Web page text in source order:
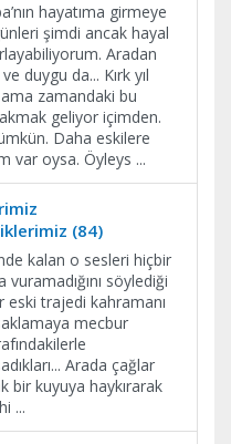
hayatıma girmeye
şimdi ancak hayal
Aradan
duygu da... Kırk yıl
zamandaki bu
geliyor içimden.
Daha eskilere
var oysa. Öyleys ...
(84)
kalan o sesleri hiçbir
vuramadığını söylediği
eski trajedi kahramanı
mecbur
Arada çağlar
bir kuyuya haykırarak
...